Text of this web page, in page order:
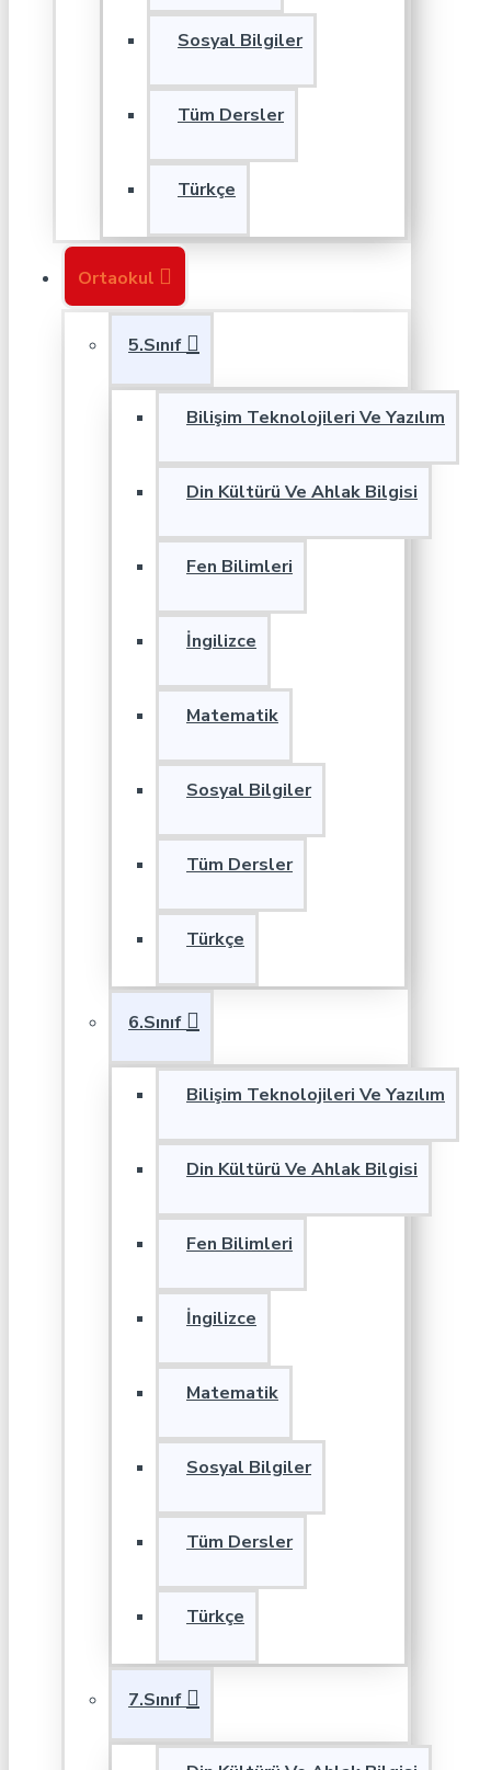
Sosyal Bilgiler
Tüm Dersler
Türkçe
Ortaokul
5.Sınıf
Bilişim Teknolojileri Ve Yazılım
Din Kültürü Ve Ahlak Bilgisi
Fen Bilimleri
İngilizce
Matematik
Sosyal Bilgiler
Tüm Dersler
Türkçe
6.Sınıf
Bilişim Teknolojileri Ve Yazılım
Din Kültürü Ve Ahlak Bilgisi
Fen Bilimleri
İngilizce
Matematik
Sosyal Bilgiler
Tüm Dersler
Türkçe
7.Sınıf